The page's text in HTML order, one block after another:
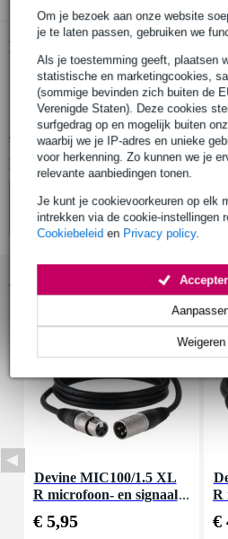
Om je bezoek aan onze website
je te laten passen, gebruiken we
Als je toestemming geeft, plaatsen
statistische en marketingcookies,
(sommige bevinden zich buiten de
Verenigde Staten). Deze cookies
surfgedrag op en mogelijk buiten
waarbij we je IP-adres en unieke
voor herkenning. Zo kunnen we je
relevante aanbiedingen tonen.
Je kunt je cookievoorkeuren op elk
intrekken via de cookie-instellingen
Cookiebeleid en Privacy policy.
Weigeren
Productinformatie
windkap
geschikt voor de Zoom H1
Bekijk alle productspecificaties
Bekijk ook eens (4)
Devine MIC100/1.5 XL
R microfoon- en signaal
€ 5,95
R
€